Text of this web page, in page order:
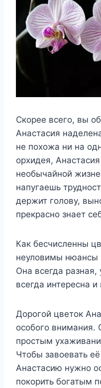
Скорее всего, вы
Анастасия
не похожа ни на
орхидея,
необычайной
напугаешь
держит голову,
прекрасно знает
Как бесчисленны
неуловимы нюансы
Она всегда разная,
всегда интересна
Дорогой цветок
особого внимания.
простым
Чтобы завоевать
Анастасию нужно
покорить богатым